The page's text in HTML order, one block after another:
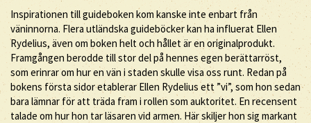
Inspirationen till guideboken kom kanske inte enbart från
väninnorna. Flera utländska guideböcker kan ha influerat Ellen
Rydelius, även om boken helt och hållet är en originalprodukt.
Framgången berodde till stor del på hennes egen berättarröst,
som erinrar om hur en vän i staden skulle visa oss runt. Redan på
bokens första sidor etablerar Ellen Rydelius ett ”vi”, som hon sedan
bara lämnar för att träda fram i rollen som auktoritet. En recensent
talade om hur hon tar läsaren vid armen. Här skiljer hon sig markant